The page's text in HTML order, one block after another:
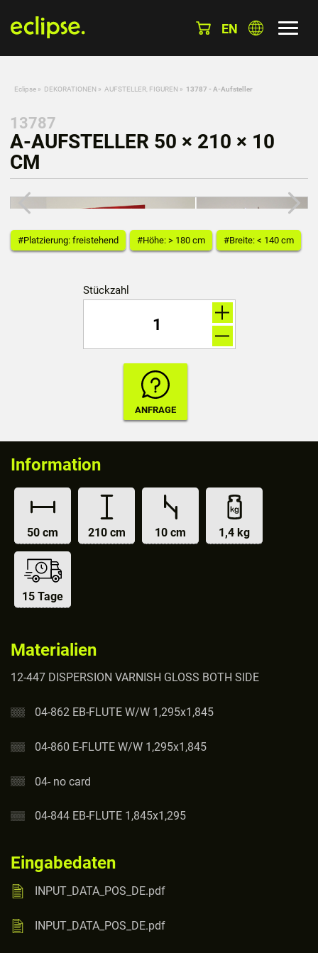
EN
Eclipse » DEKORATIONEN » AUFSTELLER, FIGUREN » 13787 - A-Aufsteller
13787
A-AUFSTELLER 50 × 210 × 10
CM
#Platzierung: freistehend #Höhe: > 180 cm #Breite: < 140 cm
Stückzahl
Information
50 cm 210 cm 10 cm 1,4 kg
15 Tage
Materialien
12-447 DISPERSION VARNISH GLOSS BOTH SIDE
04-862 EB-FLUTE W/W 1,295x1,845
04-860 E-FLUTE W/W 1,295x1,845
04- no card
04-844 EB-FLUTE 1,845x1,295
Eingabedaten
INPUT_DATA_POS_DE.pdf
INPUT_DATA_POS_DE.pdf